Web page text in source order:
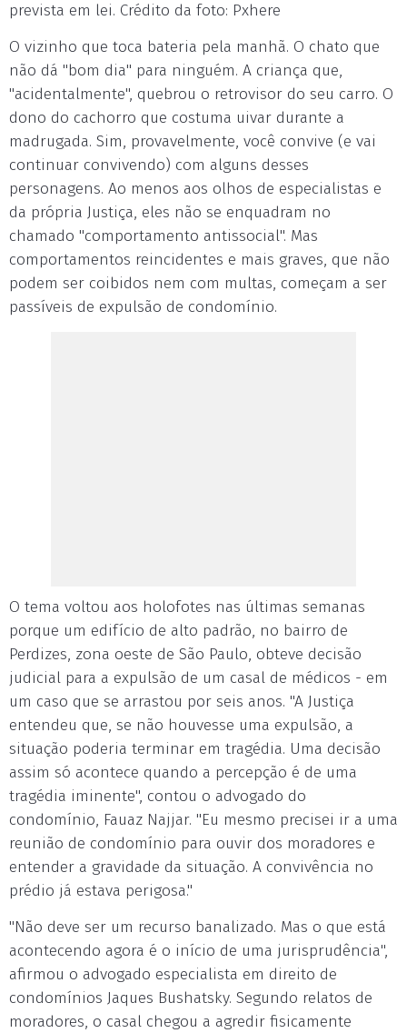
prevista em lei. Crédito da foto: Pxhere
O vizinho que toca bateria pela manhã. O chato que
não dá "bom dia" para ninguém. A criança que,
"acidentalmente", quebrou o retrovisor do seu carro. O
dono do cachorro que costuma uivar durante a
madrugada. Sim, provavelmente, você convive (e vai
continuar convivendo) com alguns desses
personagens. Ao menos aos olhos de especialistas e
da própria Justiça, eles não se enquadram no
chamado "comportamento antissocial". Mas
comportamentos reincidentes e mais graves, que não
podem ser coibidos nem com multas, começam a ser
passíveis de expulsão de condomínio.
O tema voltou aos holofotes nas últimas semanas
porque um edifício de alto padrão, no bairro de
Perdizes, zona oeste de São Paulo, obteve decisão
judicial para a expulsão de um casal de médicos - em
um caso que se arrastou por seis anos. "A Justiça
entendeu que, se não houvesse uma expulsão, a
situação poderia terminar em tragédia. Uma decisão
assim só acontece quando a percepção é de uma
tragédia iminente", contou o advogado do
condomínio, Fauaz Najjar. "Eu mesmo precisei ir a uma
reunião de condomínio para ouvir dos moradores e
entender a gravidade da situação. A convivência no
prédio já estava perigosa."
"Não deve ser um recurso banalizado. Mas o que está
acontecendo agora é o início de uma jurisprudência",
afirmou o advogado especialista em direito de
condomínios Jaques Bushatsky. Segundo relatos de
moradores, o casal chegou a agredir fisicamente